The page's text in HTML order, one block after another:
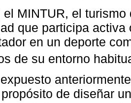
el MINTUR, el
que participa
en un deporte
de su entorno
de diseñar